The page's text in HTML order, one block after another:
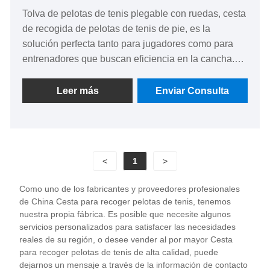
Tolva de pelotas de tenis plegable con ruedas, cesta
de recogida de pelotas de tenis de pie, es la
solución perfecta tanto para jugadores como para
entrenadores que buscan eficiencia en la cancha.
fácilmente las pelotas de tenis, sino que también
cuenta con una estructura plegable para un
Leer más Enviar Consulta
< 1 >
Como uno de los fabricantes y proveedores profesionales
de China Cesta para recoger pelotas de tenis, tenemos
nuestra propia fábrica. Es posible que necesite algunos
servicios personalizados para satisfacer las necesidades
reales de su región, o desee vender al por mayor Cesta
para recoger pelotas de tenis de alta calidad, puede
dejarnos un mensaje a través de la información de contacto